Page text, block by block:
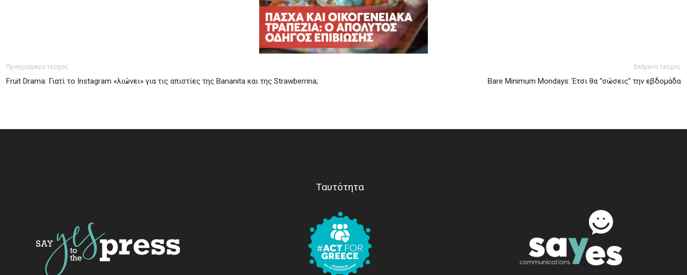
Προηγούμενο τεύχος
Fruit Drama: Γιατί το Instagram «λιώνει» για τις απιστίες της Bananita και της Strawberrina;
Επόμενο τεύχος
Bare Minimum Mondays: Έτσι θα “σώσεις” την εβδομάδα
Ταυτότητα